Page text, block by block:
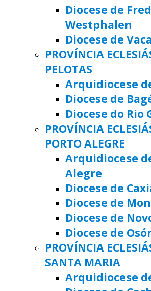
Diocese de
Westphalen
Diocese de
PROVÍNCIA
PELOTAS
Arquidiocese
Diocese de
Diocese do Rio
PROVÍNCIA
PORTO ALEGRE
Arquidiocese
Alegre
Diocese de
Diocese de
Diocese de
Diocese de
PROVÍNCIA
SANTA MARIA
Arquidiocese